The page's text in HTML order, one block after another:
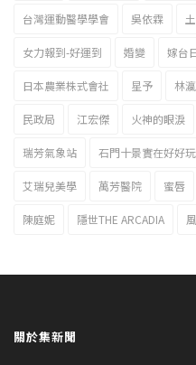
台灣運動醫學學會 吳依霖
女力報到-好運到 婚變 嫁台
日本農業株式會社 星予 林
民政局 江宏傑 火神的眼淚
瑞芳氣象站 石門十景實在好好玩
艾瑞兒美學 萬芳醫院 蜜唇
陳庭妮 隱世THE ARCADIA
關於集新聞